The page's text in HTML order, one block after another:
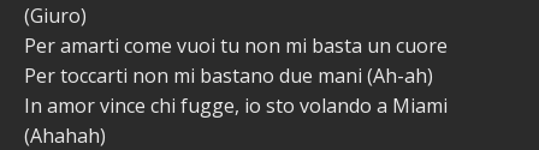
(Giuro)
Per amarti come vuoi tu non mi basta un cuore
Per toccarti non mi bastano due mani (Ah-ah)
In amor vince chi fugge, io sto volando a Miami
(Ahahah)